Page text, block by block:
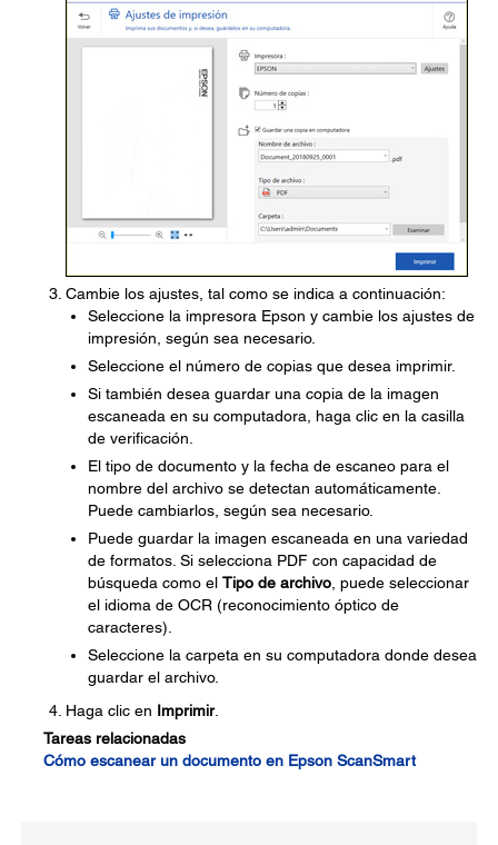
Cambie los ajustes, tal como se indica a continuación:
Seleccione la impresora Epson y cambie los ajustes de
impresión, según sea necesario.
Seleccione el número de copias que desea imprimir.
Si también desea guardar una copia de la imagen
escaneada en su computadora, haga clic en la casilla
de verificación.
El tipo de documento y la fecha de escaneo para el
nombre del archivo se detectan automáticamente.
Puede cambiarlos, según sea necesario.
Puede guardar la imagen escaneada en una variedad
de formatos. Si selecciona PDF con capacidad de
búsqueda como el Tipo de archivo , puede seleccionar
el idioma de OCR (reconocimiento óptico de
caracteres).
Seleccione la carpeta en su computadora donde desea
guardar el archivo.
Haga clic en Imprimir.
Tareas relacionadas
Cómo escanear un documento en Epson ScanSmart